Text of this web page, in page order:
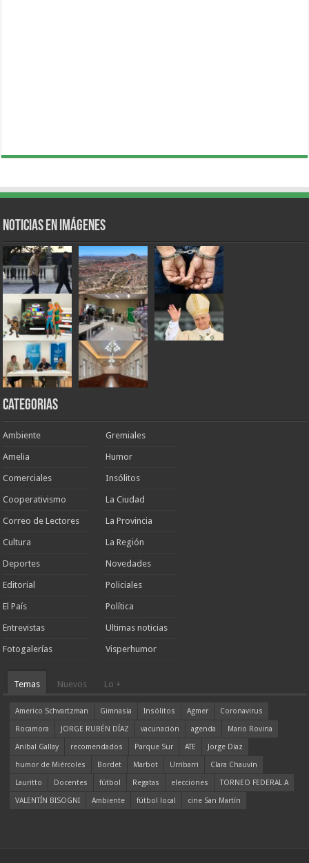
Noticias en Imágenes
Categorias
Ambiente
Amelia
Comerciales
Cooperativismo
Correo de Lectores
Cultura
Deportes
Editorial
El País
Entrevistas
Fotogalerías
Gremiales
Humor
Insólitos
La Ciudad
La Provincia
La Región
Novedades
Policiales
Política
Ultimas noticias
Visperhumor
Temas Nuevos Lo +
Americo Schvartzman Gimnasia Insólitos Agmer
Coronavirus
Rocamora
JORGE RUBÉN DÍAZ vacunación agenda
Mario Rovina
Aníbal Gallay
recomendados Parque Sur ATE
Jorge Díaz
humor de Miércoles
Bordet Marbot Urribarri
Clara Chauvín
Lauritto
Docentes fútbol Regatas elecciones
TORNEO FEDERAL A
VALENTÍN BISOGNI
Ambiente fútbol local cine San Martín